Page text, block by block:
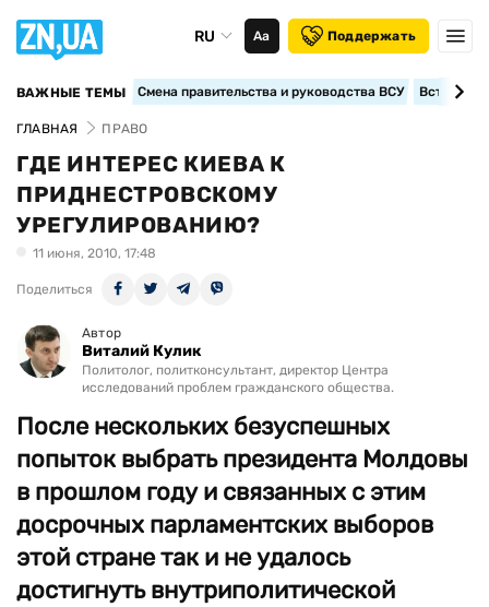
RU Аа Поддержать
ВАЖНЫЕ ТЕМЫ Смена правительства и руководства ВСУ
ГЛАВНАЯ ПРАВО
ГДЕ ИНТЕРЕС КИЕВА К
ПРИДНЕСТРОВСКОМУ
УРЕГУЛИРОВАНИЮ?
11 июня, 2010, 17:48
Поделиться
Автор
Виталий Кулик
Политолог, политконсультант, директор Центра
исследований проблем гражданского общества.
После нескольких безуспешных
попыток выбрать президента Молдовы
в прошлом году и связанных с этим
досрочных парламентских выборов
этой стране так и не удалось
достигнуть внутриполитической